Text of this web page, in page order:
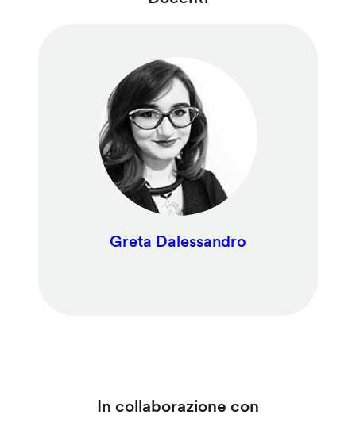
Greta Dalessandro
In collaborazione con